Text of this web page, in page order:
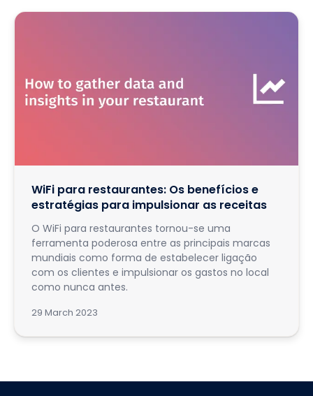
WiFi para restaurantes: Os benefícios e
estratégias para impulsionar as receitas
O WiFi para restaurantes tornou-se uma
ferramenta poderosa entre as principais marcas
mundiais como forma de estabelecer ligação
com os clientes e impulsionar os gastos no local
como nunca antes.
29 March 2023